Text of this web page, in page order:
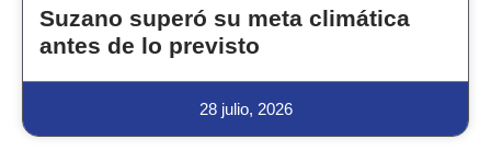
Suzano superó su meta climática
antes de lo previsto
28 julio, 2026